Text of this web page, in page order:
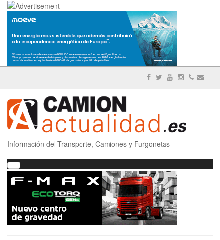
Información del Transporte, Camiones y Furgonetas